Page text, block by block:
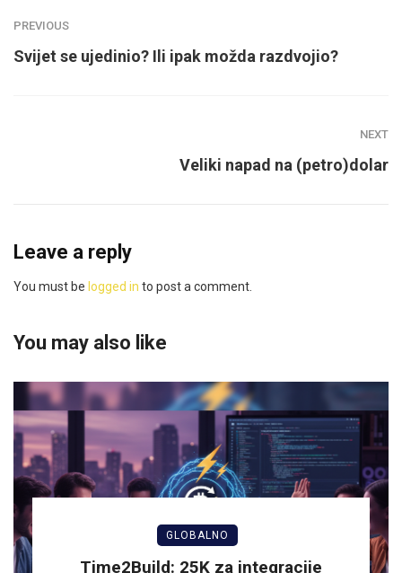
PREVIOUS
Svijet se ujedinio? Ili ipak možda razdvojio?
NEXT
Veliki napad na (petro)dolar
Leave a reply
You must be logged in to post a comment.
You may also like
GLOBALNO
Time2Build: 25K za integracije